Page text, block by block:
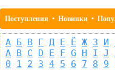
Поступления • Новинки •
А Б В Г Д Е Ё Ж З И
A B C D E F G H I J
0
1 2 3 4 5 6 7 8 9